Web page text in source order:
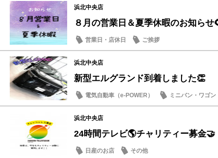
浜北中央店
８月の営業日＆夏季休暇のお知らせ
営業日・店休日 ご挨拶
浜北中央店
新型エルグランド到着しました👏
電気自動車（e-POWER） ミニバン・ワゴン
浜北中央店
24時間テレビ🌎チャリティー募金🤝
日産のお店 その他